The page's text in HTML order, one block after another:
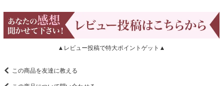
▲レビュー投稿で特大ポイントゲット▲
この商品を友達に教える